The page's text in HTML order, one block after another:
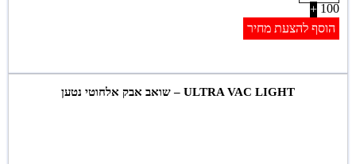
100
+
הוסף להצעת מחיר
ULTRA VAC LIGHT – שואב אבק אלחוטי נטען